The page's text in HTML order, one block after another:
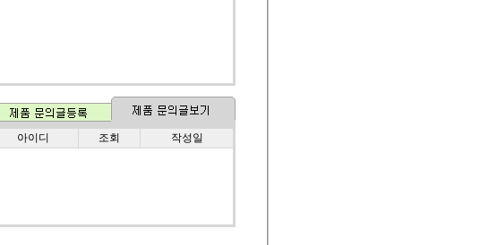
아이디 조회 작성일